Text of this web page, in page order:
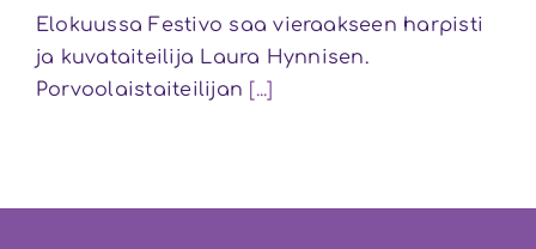
Elokuussa Festivo saa vieraakseen harpisti
ja kuvataiteilija Laura Hynnisen.
Porvoolaistaiteilijan [...]